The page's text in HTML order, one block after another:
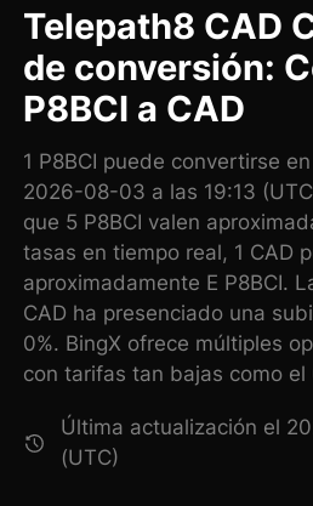
Telepath8 CAD
de conversión:
P8BCI a CAD
1 P8BCI puede convertirse
2026-08-03 a las 19:13
que 5 P8BCI valen
tasas en tiempo real, 1 CAD
aproximadamente E P8BCI.
CAD ha presenciado una
0%. BingX ofrece múltiples
con tarifas tan bajas como el
Última actualización el
(UTC)